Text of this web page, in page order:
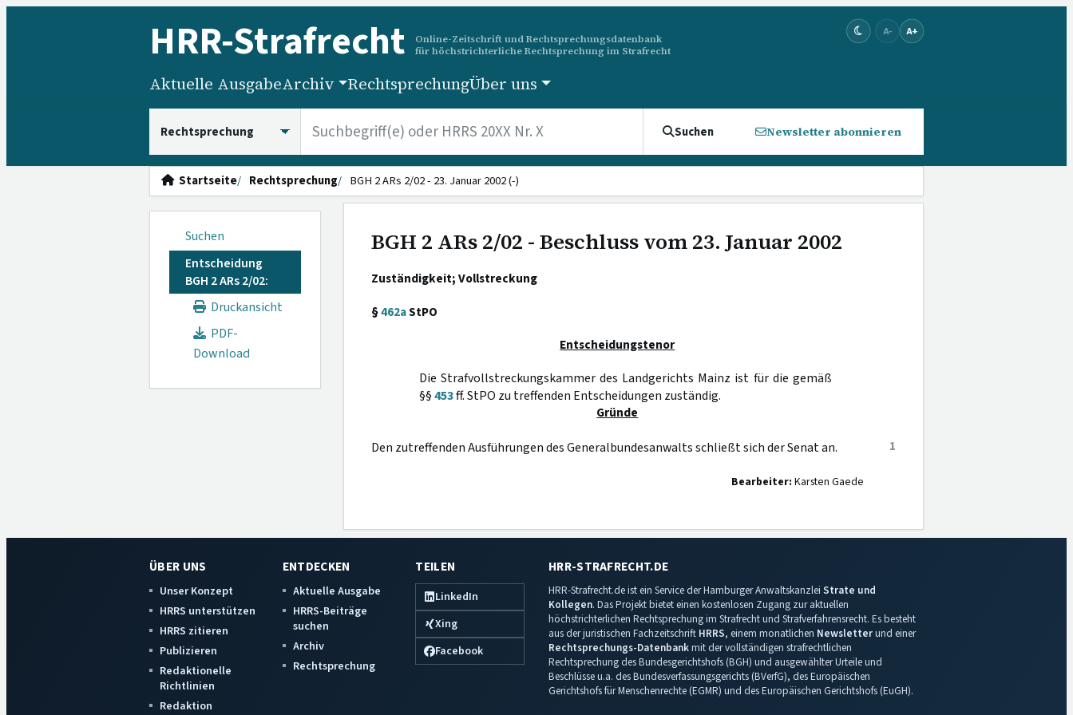
HRR-Strafrecht
Online-Zeitschrift und Rechtsprechungsdatenbank
für höchstrichterliche Rechtsprechung im Strafrecht
A- A+
Aktuelle AusgabeArchiv RechtsprechungÜber uns
Suchen Newsletter abonnieren
Startseite Rechtsprechung BGH 2 ARs 2/02 - 23. Januar 2002 (-)
Suchen
Entscheidung
BGH 2 ARs 2/02:
Druckansicht
PDF-
Download
BGH 2 ARs 2/02 - Beschluss vom 23. Januar 2002
Zuständigkeit; Vollstreckung
§462aStPO
Entscheidungstenor
Die Strafvollstreckungskammer des Landgerichts Mainz ist für die gemäß
§§453ff. StPO zu treffenden Entscheidungen zuständig.
Gründe
1
Den zutreffenden Ausführungen des Generalbundesanwalts schließt sich der Senat an.
Bearbeiter: Karsten Gaede
ÜBER UNS
Unser Konzept
HRRS unterstützen
HRRS zitieren
Publizieren
Redaktionelle
Richtlinien
Redaktion
ENTDECKEN
Aktuelle Ausgabe
HRRS-Beiträge
suchen
Archiv
Rechtsprechung
TEILEN
LinkedIn
Xing
Facebook
HRR-STRAFRECHT.DE
HRR-Strafrecht.de ist ein Service der Hamburger Anwaltskanzlei Strate und
Kollegen. Das Projekt bietet einen kostenlosen Zugang zur aktuellen
höchstrichterlichen Rechtsprechung im Strafrecht und Strafverfahrensrecht. Es besteht
aus der juristischen Fachzeitschrift HRRS, einem monatlichen Newsletterund einer
Rechtsprechungs-Datenbankmit der vollständigen strafrechtlichen
Rechtsprechung des Bundesgerichtshofs (BGH) und ausgewählter Urteile und
Beschlüsse u.a. des Bundesverfassungsgerichts (BVerfG), des Europäischen
Gerichtshofs für Menschenrechte (EGMR) und des Europäischen Gerichtshofs (EuGH).